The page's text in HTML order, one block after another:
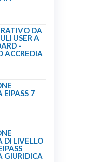
DA
USER A
-
ACCREDIA
7
DI LIVELLO
GIURIDICA